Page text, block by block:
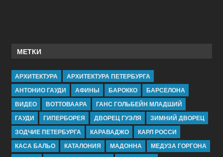
МЕТКИ
АРХИТЕКТУРА
АРХИТЕКТУРА ПЕТЕРБУРГА
АНТОНИО ГАУДИ
АФИНЫ БАРОККО
БАРСЕЛОНА
ВИДЕО
ВОТТОВААРА
ГАНС ГОЛЬБЕЙН МЛАДШИЙ
ГАУДИ
ГИПЕРБОРЕЯ ДВОРЕЦ ГУЭЛЯ
ЗИМНИЙ ДВОРЕЦ
ЗОДЧИЕ ПЕТЕРБУРГА
КАРАВАДЖО
КАРЛ РОССИ
КАСА БАЛЬО
КАТАЛОНИЯ МАДОННА
МЕДУЗА ГОРГОНА